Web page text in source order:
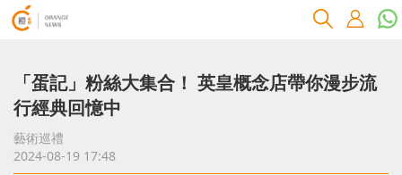
「蛋記」粉絲大集合！ 英皇概念店帶你漫步流
行經典回憶中
藝術巡禮
2024-08-19 17:48